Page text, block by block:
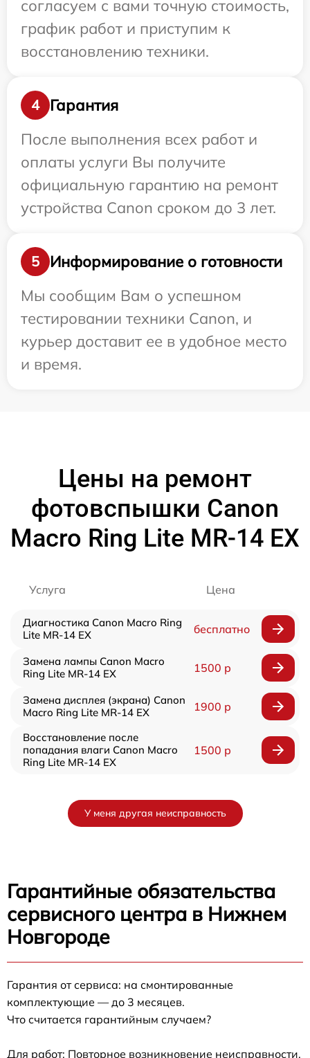
согласуем с вами точную стоимость,
график работ и приступим к
восстановлению техники.
4
Гарантия
После выполнения всех работ и
оплаты услуги Вы получите
официальную гарантию на ремонт
устройства Canon сроком до 3 лет.
5
Информирование о готовности
Мы сообщим Вам о успешном
тестировании техники Canon, и
курьер доставит ее в удобное место
и время.
Цены на ремонт
фотовспышки Canon
Macro Ring Lite MR-14 EX
Услуга Цена
Диагностика Canon Macro Ring
Lite MR-14 EX
бесплатно
Замена лампы Canon Macro
Ring Lite MR-14 EX
1500 р
Замена дисплея (экрана) Canon
Macro Ring Lite MR-14 EX
1900 р
Восстановление после
попадания влаги Canon Macro
Ring Lite MR-14 EX
1500 р
У меня другая неисправность
Гарантийные обязательства
сервисного центра в Нижнем
Новгороде
Гарантия от сервиса: на смонтированные
комплектующие — до 3 месяцев.
Что считается гарантийным случаем?
Для работ: Повторное возникновение неисправности,